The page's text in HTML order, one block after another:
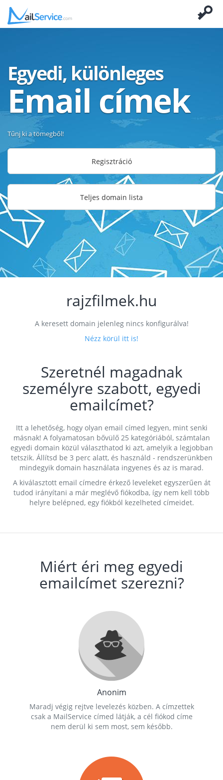
Egyedi, különleges
Email címek
Tűnj ki a tömegből!
Regisztráció
Teljes domain lista
rajzfilmek.hu
A keresett domain jelenleg nincs konfigurálva!
Nézz körül itt is!
Szeretnél magadnak
személyre szabott, egyedi
emailcímet?
Itt a lehetőség, hogy olyan email címed legyen, mint senki
másnak! A folyamatosan bővülő 25 kategóriából, számtalan
egyedi domain közül választhatod ki azt, amelyik a legjobban
tetszik. Állítsd be 3 perc alatt, és használd - rendszerünkben
mindegyik domain használata ingyenes és az is marad.
A kiválasztott email címedre érkező leveleket egyszerűen át
tudod irányítani a már meglévő fiókodba, így nem kell több
helyre belépned, egy fiókból kezelheted címeidet.
Miért éri meg egyedi
emailcímet szerezni?
Anonim
Maradj végig rejtve levelezés közben. A címzettek
csak a MailService címed látják, a cél fiókod címe
nem derül ki sem most, sem később.